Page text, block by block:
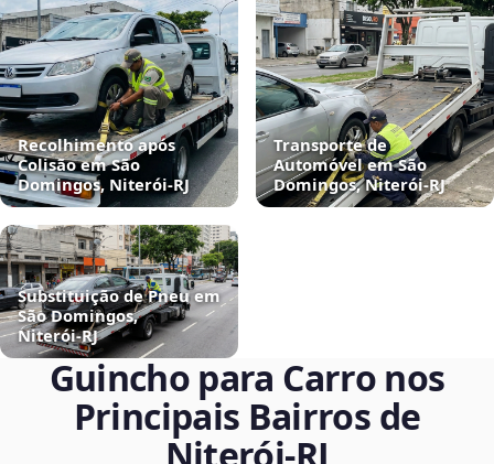
Recolhimento após
Colisão em São
Domingos, Niterói‑RJ
Transporte de
Automóvel em São
Domingos, Niterói‑RJ
Substituição de Pneu em
São Domingos,
Niterói‑RJ
Guincho para Carro nos
Principais Bairros de
Niterói‑RJ